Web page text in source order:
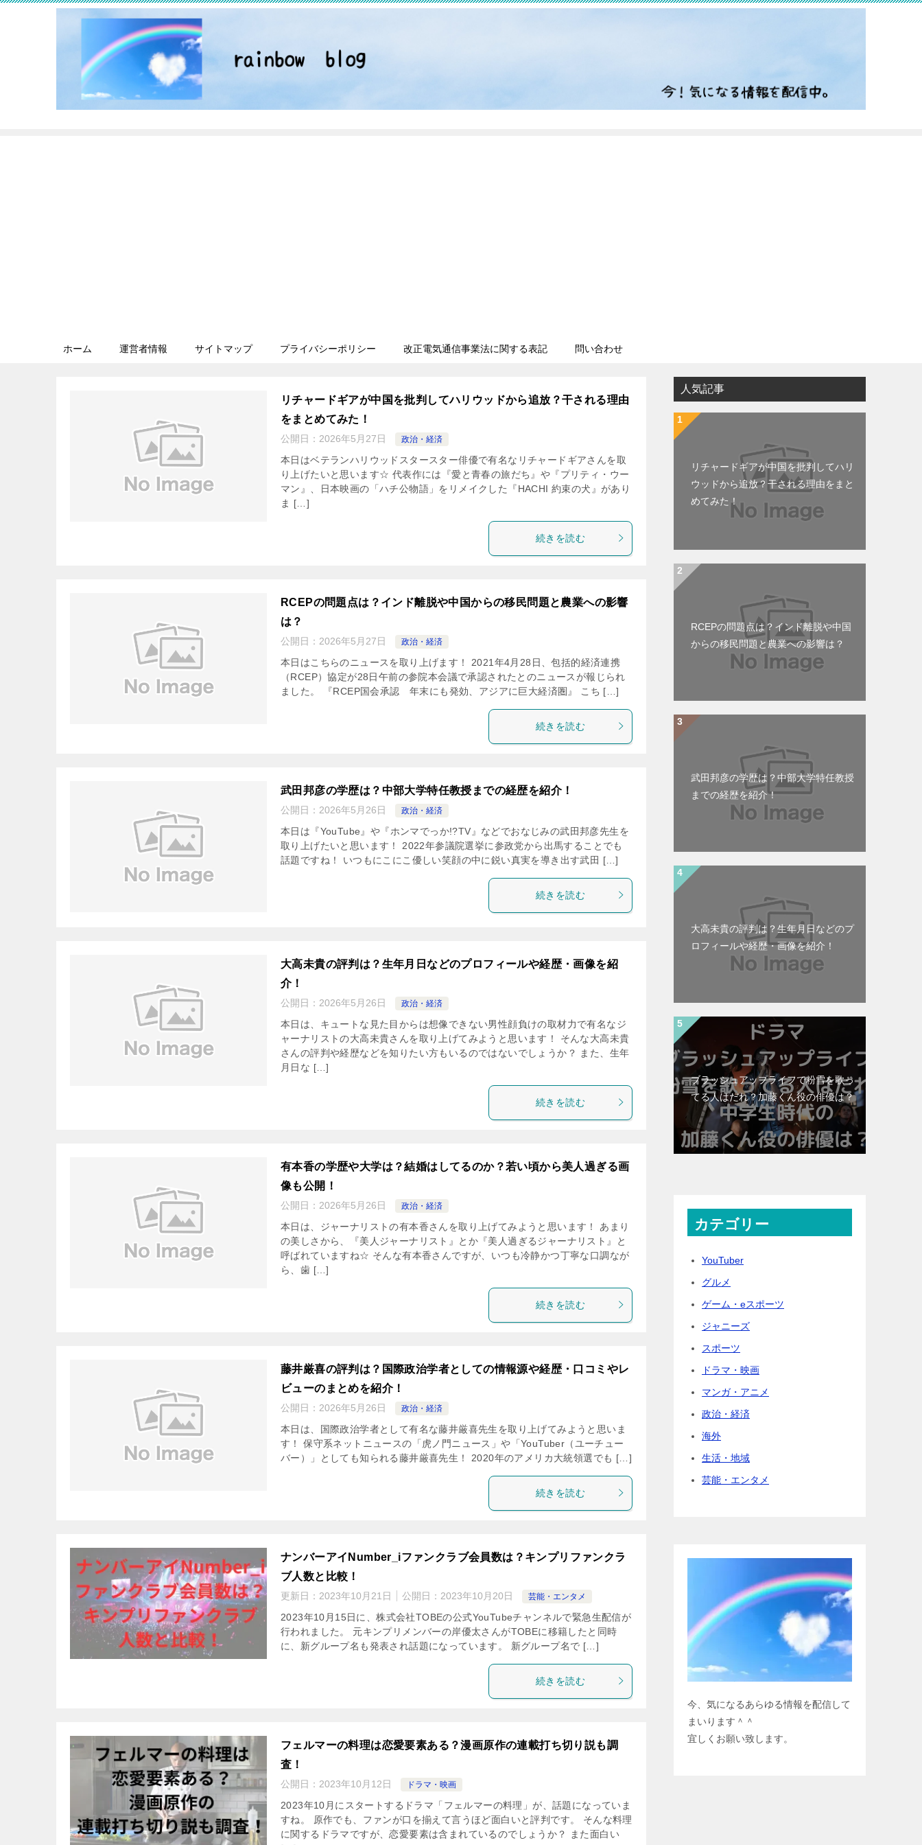
ホーム 運営者情報 サイトマップ プライバシーポリシー 改正電気通信事業法に関する表記 問い合わせ
リチャードギアが中国を批判してハリウッドから追放？干される理由
をまとめてみた！
公開日： 2026年5月27日 政治・経済
本日はベテランハリウッドスタースター俳優で有名なリチャードギアさんを取
り上げたいと思います☆ 代表作には『愛と青春の旅だち』や『プリティ・ウー
マン』、日本映画の「ハチ公物語」をリメイクした『HACHI 約束の犬』があり
ま […]
続きを読む
RCEPの問題点は？インド離脱や中国からの移民問題と農業への影響
は？
公開日： 2026年5月27日 政治・経済
本日はこちらのニュースを取り上げます！ 2021年4月28日、包括的経済連携
（RCEP）協定が28日午前の参院本会議で承認されたとのニュースが報じられ
ました。 『RCEP国会承認 年末にも発効、アジアに巨大経済圏』 こち […]
続きを読む
武田邦彦の学歴は？中部大学特任教授までの経歴を紹介！
公開日： 2026年5月26日 政治・経済
本日は『YouTube』や『ホンマでっか!?TV』などでおなじみの武田邦彦先生を
取り上げたいと思います！ 2022年参議院選挙に参政党から出馬することでも
話題ですね！ いつもにこにこ優しい笑顔の中に鋭い真実を導き出す武田 […]
続きを読む
大高未貴の評判は？生年月日などのプロフィールや経歴・画像を紹
介！
公開日： 2026年5月26日 政治・経済
本日は、キュートな見た目からは想像できない男性顔負けの取材力で有名なジ
ャーナリストの大高未貴さんを取り上げてみようと思います！ そんな大高未貴
さんの評判や経歴などを知りたい方もいるのではないでしょうか？ また、生年
月日な […]
続きを読む
有本香の学歴や大学は？結婚はしてるのか？若い頃から美人過ぎる画
像も公開！
公開日： 2026年5月26日 政治・経済
本日は、ジャーナリストの有本香さんを取り上げてみようと思います！ あまり
の美しさから、『美人ジャーナリスト』とか『美人過ぎるジャーナリスト』と
呼ばれていますね☆ そんな有本香さんですが、いつも冷静かつ丁寧な口調なが
ら、歯 […]
続きを読む
藤井厳喜の評判は？国際政治学者としての情報源や経歴・口コミやレ
ビューのまとめを紹介！
公開日： 2026年5月26日 政治・経済
本日は、国際政治学者として有名な藤井厳喜先生を取り上げてみようと思いま
す！ 保守系ネットニュースの「虎ノ門ニュース」や「YouTuber（ユーチュー
バー）」としても知られる藤井厳喜先生！ 2020年のアメリカ大統領選でも […]
続きを読む
ナンバーアイNumber_iファンクラブ会員数は？キンプリファンクラ
ブ人数と比較！
更新日： 2023年10月21日 公開日： 2023年10月20日 芸能・エンタメ
2023年10月15日に、株式会社TOBEの公式YouTubeチャンネルで緊急生配信が
行われました。 元キンプリメンバーの岸優太さんがTOBEに移籍したと同時
に、新グループ名も発表され話題になっています。 新グループ名で […]
続きを読む
フェルマーの料理は恋愛要素ある？漫画原作の連載打ち切り説も調
査！
公開日： 2023年10月12日 ドラマ・映画
2023年10月にスタートするドラマ「フェルマーの料理」が、話題になっていま
すね。 原作でも、ファンが口を揃えて言うほど面白いと評判です。 そんな料理
に関するドラマですが、恋愛要素は含まれているのでしょうか？ また面白い
人気記事
リチャードギアが中国を批判してハリ
ウッドから追放？干される理由をまと
めてみた！
RCEPの問題点は？インド離脱や中国
からの移民問題と農業への影響は？
武田邦彦の学歴は？中部大学特任教授
までの経歴を紹介！
大高未貴の評判は？生年月日などのプ
ロフィールや経歴・画像を紹介！
ブラッシュアップライフで粉雪を歌っ
てる人はだれ？加藤くん役の俳優は？
カテゴリー
YouTuber
グルメ
ゲーム・eスポーツ
ジャニーズ
スポーツ
ドラマ・映画
マンガ・アニメ
政治・経済
海外
生活・地域
芸能・エンタメ
今、気になるあらゆる情報を配信して
まいります＾＾
宜しくお願い致します。